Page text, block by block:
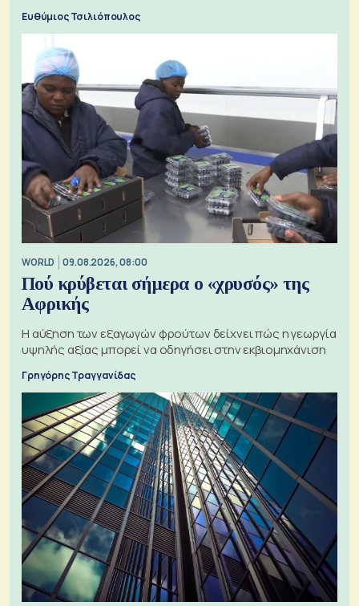
Ευθύμιος Τσιλιόπουλος
WORLD 09.08.2026, 08:00
Πού κρύβεται σήμερα ο «χρυσός» της
Αφρικής
Η αύξηση των εξαγωγών φρούτων δείχνει πώς η γεωργία
υψηλής αξίας μπορεί να οδηγήσει στην εκβιομηχάνιση
Γρηγόρης Τραγγανίδας